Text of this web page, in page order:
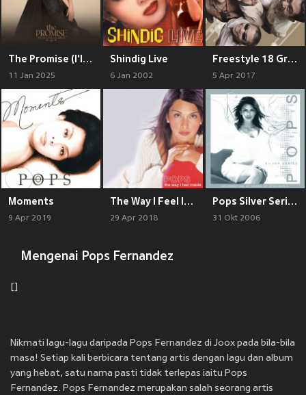
The Promise (I'll Never Say Goodbye)
11 Jan 2025
Shindig Live
6 Jan 2002
Freestyle 18 Greatest Hits
5 Apr 2017
Moments
9 Apr 2019
The Way I Feel Inside
29 Apr 2018
Pops Silver Series
31 Okt 2006
Mengenai Pops Fernandez
Nikmati lagu-lagu daripada Pops Fernandez di Joox pada bila-bila
masa! Setiap kali berbicara tentang artis dengan lagu dan album
yang hebat, satu nama pasti tidak terlepas iaitu Pops
Fernandez. Pops Fernandez merupakan salah seorang artis